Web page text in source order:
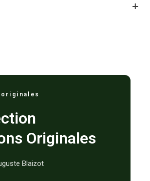
Originales
Blaizot